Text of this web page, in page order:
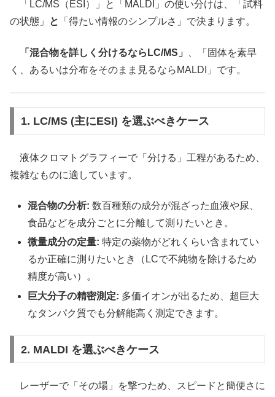
「LC/MS（ESI）」と「MALDI」の使い分けは、「試料
の状態」
と 「得たい情報のシンプルさ」で決まります。
「混合物を詳しく分けるならLC/MS」
、「固体を素早
く、あるいは分布をそのまま見るならMALDI」です。
1. LC/MS (主にESI) を選ぶべきケース
液体クロマトグラフィーで「分ける」工程があるため、
複雑なものに適しています。
混合物の分析: 数百種類の成分が混ざった血液や尿、
食品などを成分ごとに分離して測りたいとき。
微量成分の定量: 特定の薬物がどれくらい含まれてい
るか正確に測りたいとき（LCで不純物を除けるため
精度が高い）。
巨大分子の精密測定: 多価イオンが出るため、超巨大
なタンパク質でも分解能高く測定できます。
2. MALDI を選ぶべきケース
レーザーで「その場」を撃つため、スピードと簡便さに